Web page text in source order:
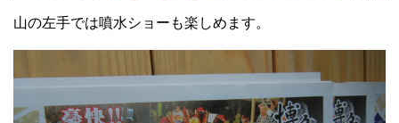
山の左手では噴水ショーも楽しめます。